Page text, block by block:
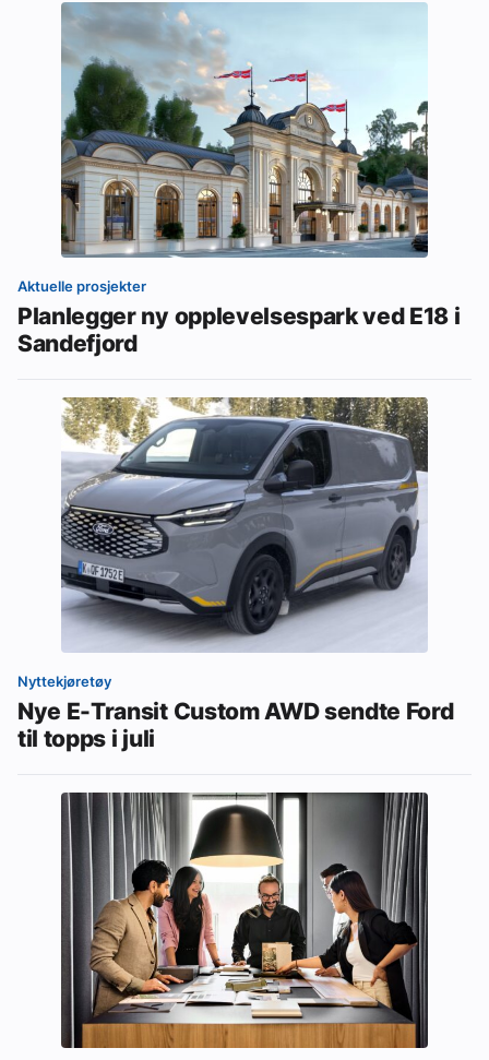
Aktuelle prosjekter
Planlegger ny opplevelsespark ved E18 i
Sandefjord
Nyttekjøretøy
Nye E-Transit Custom AWD sendte Ford
til topps i juli